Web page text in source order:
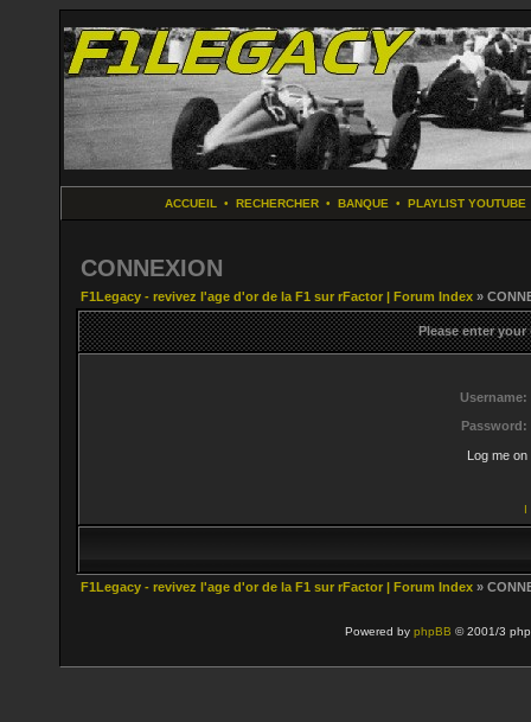
ACCUEIL • RECHERCHER• BANQUE • PLAYLIST YOUTUBE
CONNEXION
F1Legacy - revivez l'age d'or de la F1 sur rFactor | Forum Index »
Please enter
Username:
Password:
Log me
I
F1Legacy - revivez l'age d'or de la F1 sur rFactor | Forum Index »
Powered by phpBB © 2001/3